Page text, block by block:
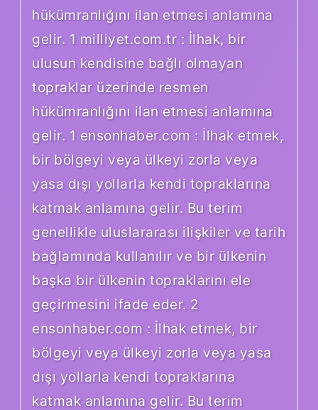
hükümranlığını ilan etmesi anlamına
gelir. 1 milliyet.com.tr : İlhak, bir
ulusun kendisine bağlı olmayan
topraklar üzerinde resmen
hükümranlığını ilan etmesi anlamına
gelir. 1 ensonhaber.com : İlhak etmek,
bir bölgeyi veya ülkeyi zorla veya
yasa dışı yollarla kendi topraklarına
katmak anlamına gelir. Bu terim
genellikle uluslararası ilişkiler ve tarih
bağlamında kullanılır ve bir ülkenin
başka bir ülkenin topraklarını ele
geçirmesini ifade eder. 2
ensonhaber.com : İlhak etmek, bir
bölgeyi veya ülkeyi zorla veya yasa
dışı yollarla kendi topraklarına
katmak anlamına gelir. Bu terim